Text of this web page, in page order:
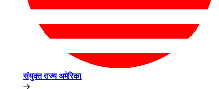
संयुक्त राज्य अमेरिका​​